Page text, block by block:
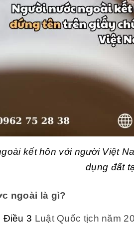
kết hôn với người Việt
dụng đất
ngoài là gì?
Điều 3 Luật Quốc tịch năm